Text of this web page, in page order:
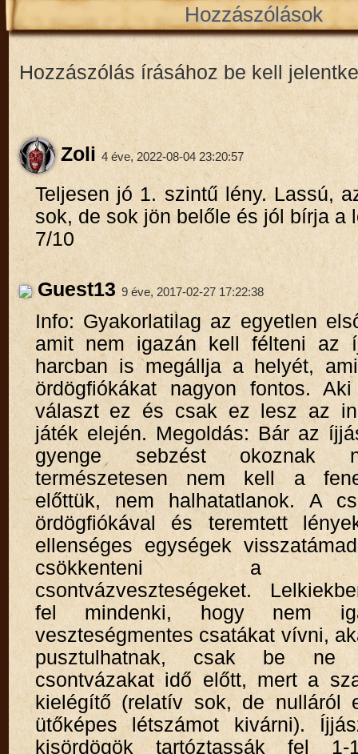
Hozzászólások
Hozzászólás írásához be kell
Zoli 4 éve, 2022-08-04 23:20:57
Teljesen jó 1. szintű lény. Lassú,
sok, de sok jön belőle és jól bírja a
7/10
Guest13 9 éve, 2017-02-27 17:22:38
Info: Gyakorlatilag az egyetlen
amit nem igazán kell félteni az
harcban is megállja a helyét,
ördögfiókákat nagyon fontos.
választ ez és csak ez lesz az
játék elején. Megoldás: Bár az
gyenge sebzést okoznak
természetesen nem kell a
előttük, nem halhatatlanok. A
ördögfiókával és teremtett
ellenséges egységek
csökkenteni a
csontvázveszteségeket.
fel mindenki, hogy nem
veszteségmentes csatákat vívni,
pusztulhatnak, csak be ne
csontvázakat idő előtt, mert a
kielégítő (relatív sok, de nulláról
ütőképes létszámot kivárni).
kisördögök tartóztassák fel